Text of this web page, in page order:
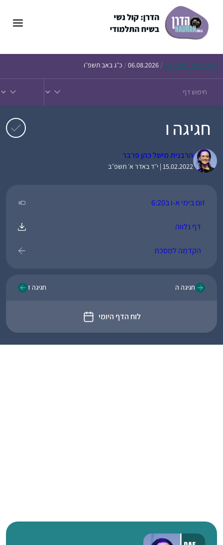
הדף היומי – חולין צח /
06.08.2026
/ כ״ג באב תשפ״ו
חגיגה ו
הרבנית מישל כהן פרבר
15.02.2022 | י״ד באדר א׳ תשפ״ב
זום בימי א-ו ב6:20
דף נלווה
הקדמה למסכת
חגיגה ה
לוח הדף היומי
חגיגה ז